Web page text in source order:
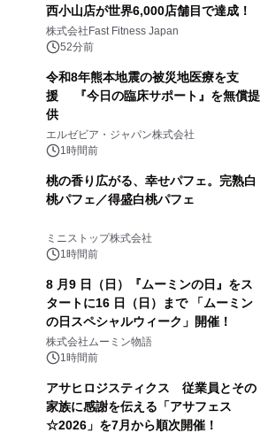
西小山店が世界6,000店舗目で達成！
株式会社Fast Fitness Japan
52分前
令和8年熊本地震の被災地医療を支
援 『今日の臨床サポート』を無償提
供
エルゼビア・ジャパン株式会社
1時間前
桃の香り広がる、幸せパフェ。完熟白
桃パフェ／得盛白桃パフェ
ミニストップ株式会社
1時間前
8 月9 日（日）『ムーミンの日』をス
タートに16 日（日）まで 「ムーミン
の日スペシャルウィーク」開催！
株式会社ムーミン物語
1時間前
アサヒロジスティクス 従業員とその
家族に感謝を伝える「アサフェス
☆2026」を7月から順次開催！